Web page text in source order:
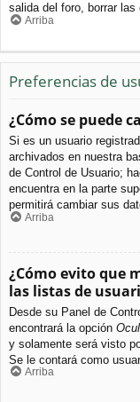
salida del foro, borrar
Arriba
Preferencias de
¿Cómo se puede
Si es un usuario
archivados en nuestra
de Control de Usuario;
encuentra en la parte
permitirá cambiar sus
Arriba
¿Cómo evito que
las listas de
Desde su Panel de
encontrará la opción
y solamente será visto
Se le contará como
Arriba